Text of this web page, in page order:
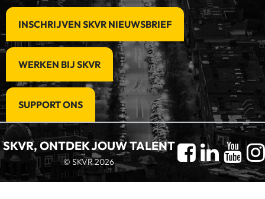
INSCHRIJVEN SKVR NIEUWSBRIEF
WERKEN BIJ SKVR
SUPPORT ONS
SKVR, ONTDEK JOUW TALENT
© SKVR 2026